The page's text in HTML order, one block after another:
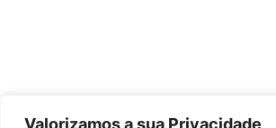
Valorizamos a sua Privacidade